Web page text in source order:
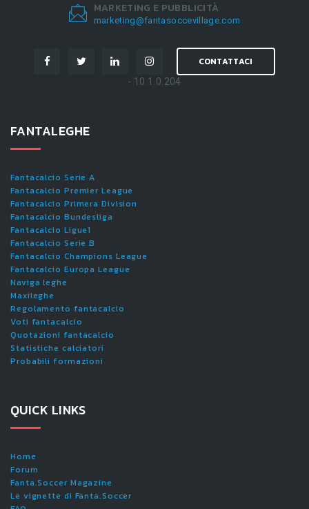
MARKETING E PUBBLICITÀ
marketing@fantasoccevillage.com
CONTATTACI
- 10.1.0.204
FANTALEGHE
Fantacalcio Serie A
Fantacalcio Premier League
Fantacalcio Primera Division
Fantacalcio Bundesliga
Fantacalcio Ligue1
Fantacalcio Serie B
Fantacalcio Champions League
Fantacalcio Europa League
Naviga leghe
Maxileghe
Regolamento fantacalcio
Voti fantacalcio
Quotazioni fantacalcio
Statistiche calciatori
Probabili formazioni
QUICK LINKS
Home
Forum
Fanta.Soccer Magazine
Le vignette di Fanta.Soccer